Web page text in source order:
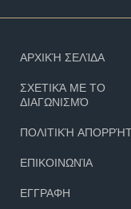
ΑΡΧΙΚΉ ΣΕΛΊΔΑ
ΣΧΕΤΙΚΆ ΜΕ ΤΟ
ΔΙΑΓΩΝΙΣΜΌ
ΠΟΛΙΤΙΚΉ
ΕΠΙΚΟΙΝΩΝΊΑ
ΕΓΓΡΑΦΗ